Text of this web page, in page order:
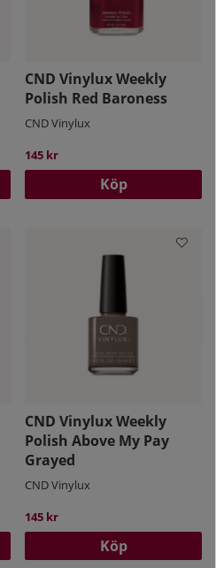
CND Vinylux Weekly
Polish Red Baroness
CND Vinylux
145 kr
Köp
CND Vinylux Weekly
Polish Above My Pay
Grayed
CND Vinylux
145 kr
Köp